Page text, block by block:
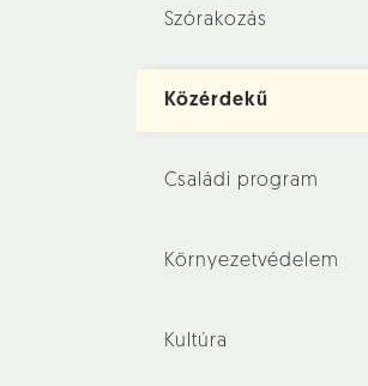
Szórakozás
Közérdekű
Családi program
Környezetvédelem
Kultúra